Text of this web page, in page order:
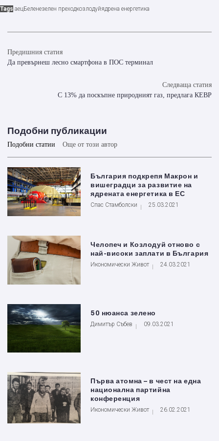
Tags аецБеленезелен преходкозлодуйядрена енергетика
Предишния статия
Да превърнеш лесно смартфона в ПОС терминал
Следваща статия
С 13% да поскъпне природният газ, предлага КЕВР
Подобни публикации
Подобни статии Още от този автор
България подкрепя Макрон и
вишеградци за развитие на
ядрената енергетика в ЕС
Спас Стамболски 25.03.2021
Челопеч и Козлодуй отново с
най-високи заплати в България
Икономически Живот 24.03.2021
50 нюанса зелено
Димитър Събев 09.03.2021
Първа атомна – в чест на една
национална партийна
конференция
Икономически Живот 26.02.2021